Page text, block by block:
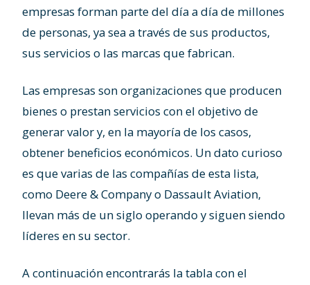
empresas forman parte del día a día de millones
de personas, ya sea a través de sus productos,
sus servicios o las marcas que fabrican.
Las empresas son organizaciones que producen
bienes o prestan servicios con el objetivo de
generar valor y, en la mayoría de los casos,
obtener beneficios económicos. Un dato curioso
es que varias de las compañías de esta lista,
como Deere & Company o Dassault Aviation,
llevan más de un siglo operando y siguen siendo
líderes en su sector.
A continuación encontrarás la tabla con el